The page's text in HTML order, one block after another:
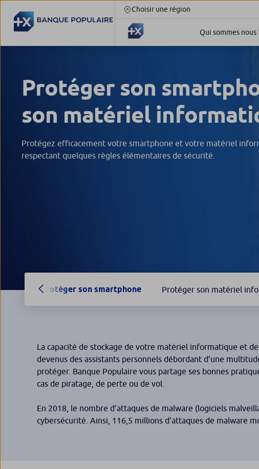
Choisir une région
Qui sommes nous
Protéger son
son matériel
Protégez efficacement votre smartphone et votre matériel
respectant quelques règles élémentaires de sécurité.
Protéger son smartphone Protéger son matériel
La capacité de stockage de votre matériel informatique et
devenus des assistants personnels débordant d’une
protéger. Banque Populaire vous partage ses bonnes
cas de piratage, de perte ou de vol.
En 2018, le nombre d’attaques de malware (logiciels
cybersécurité. Ainsi, 116,5 millions d’attaques de malware